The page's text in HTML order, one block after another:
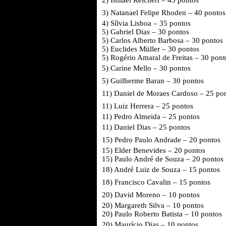
3) Natanael Felipe Rhoden – 40 pontos
4) Sílvia Lisboa – 35 pontos
5) Gabriel Dias – 30 pontos
5) Carlos Alberto Barbosa – 30 pontos
5) Euclides Müller – 30 pontos
5) Rogério Amaral de Freitas – 30
5) Carine Mello – 30 pontos
5) Guilherme Baran – 30 pontos
11) Daniel de Moraes Cardoso – 25
11) Luiz Herrera – 25 pontos
11) Pedro Almeida – 25 pontos
11) Daniel Dias – 25 pontos
15) Pedro Paulo Andrade – 20 pontos
15) Elder Benevides – 20 pontos
15) Paulo André de Souza – 20 pontos
18) André Luiz de Souza – 15 pontos
18) Francisco Cavalin – 15 pontos
20) David Moreno – 10 pontos
20) Margareth Silva – 10 pontos
20) Paulo Roberto Batista – 10 pontos